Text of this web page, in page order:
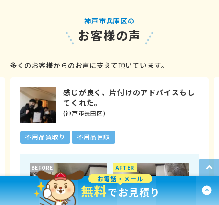
神戸市兵庫区の
お客様の声
多くのお客様からのお声に支えて頂いています。
感じが良く、片付けのアドバイスもし
てくれた。
(神戸市長田区)
不用品買取り 不用品回収
BEFORE AFTER
お電話・メール
無料でお見積り